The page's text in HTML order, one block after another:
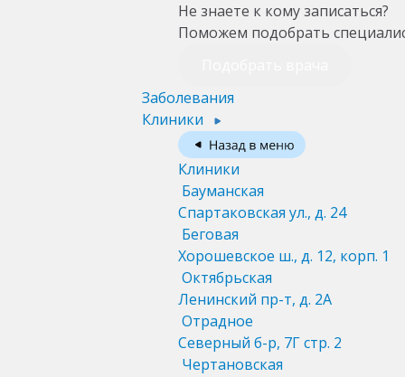
Не знаете к кому записаться?
Поможем подобрать
Заболевания
Клиники
Клиники
Бауманская
Спартаковская ул., д. 24
Беговая
Хорошевское ш., д. 12, корп. 1
Октябрьская
Ленинский пр-т, д. 2А
Отрадное
Северный б-р, 7Г стр. 2
Чертановская